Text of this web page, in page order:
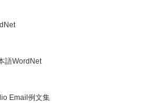
語WordNet
Email例文集